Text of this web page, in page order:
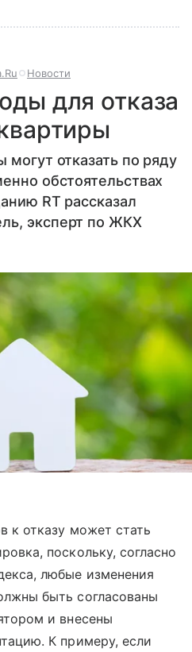
Новости
для отказа
могут отказать по ряду
обстоятельствах
RT рассказал
эксперт по ЖКХ
к отказу может стать
поскольку, согласно
любые изменения
быть согласованы
и внесены
К примеру, если